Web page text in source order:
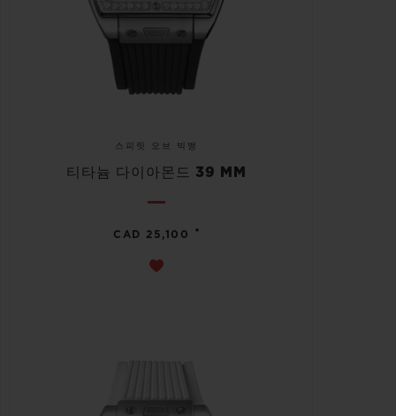
스피릿 오브 빅뱅
티타늄 다이아몬드 39 MM
CAD 25,100 •